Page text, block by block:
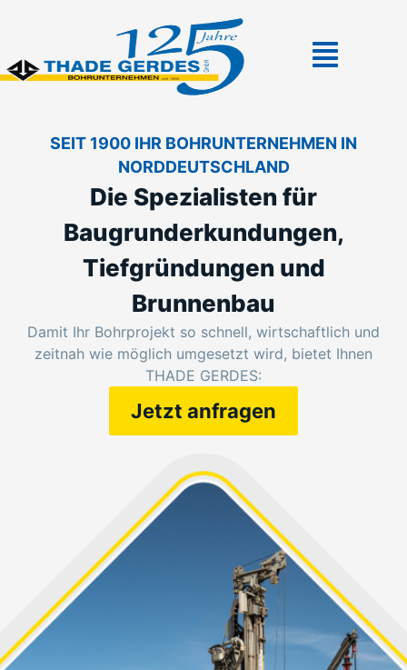
SEIT 1900 IHR BOHRUNTERNEHMEN IN
NORDDEUTSCHLAND
Die Spezialisten für
Baugrunderkundungen,
Tiefgründungen und
Brunnenbau
Damit Ihr Bohrprojekt so schnell, wirtschaftlich und
zeitnah wie möglich umgesetzt wird, bietet Ihnen
THADE GERDES:
Jetzt anfragen